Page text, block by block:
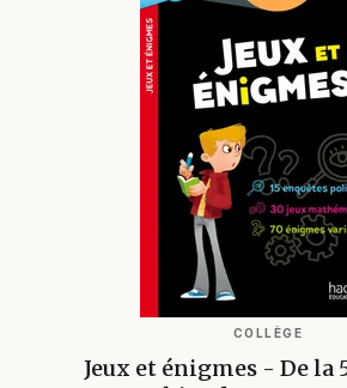
COLLÈGE
Jeux et énigmes - De la